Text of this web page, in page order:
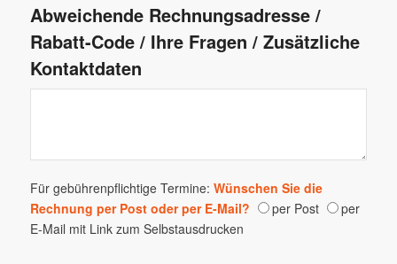
Abweichende Rechnungsadresse /
Rabatt-Code / Ihre Fragen / Zusätzliche
Kontaktdaten
Für gebührenpflichtige Termine: Wünschen Sie die
Rechnung per Post oder per E-Mail?
per Post
per
E-Mail mit Link zum Selbstausdrucken